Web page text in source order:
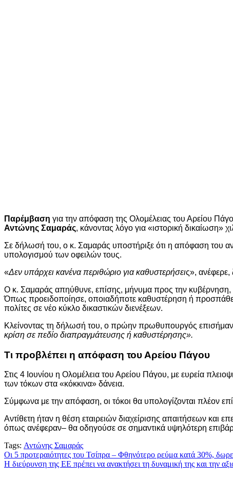
Παρέμβαση για την απόφαση της Ολομέλειας του Αρείου
Αντώνης Σαμαράς, κάνοντας λόγο για «ιστορική δικαίωση»
Σε δήλωσή του, ο κ. Σαμαράς υποστήριξε ότι η απόφαση του
υπολογισμού των οφειλών τους.
«Δεν υπάρχει κανένα περιθώριο για καθυστερήσεις»,
Ο κ. Σαμαράς απηύθυνε, επίσης, μήνυμα προς την κυβέρνηση,
Όπως προειδοποίησε, οποιαδήποτε καθυστέρηση ή
πολίτες σε νέο κύκλο δικαστικών διενέξεων.
Κλείνοντας τη δήλωσή του, ο πρώην πρωθυπουργός
κρίση σε πεδίο διαπραγμάτευσης ή καθυστέρησης».
Τι προβλέπει η απόφαση του Αρείου Πάγου
Στις 4 Ιουνίου η Ολομέλεια του Αρείου Πάγου, με ευρεία
των τόκων στα «κόκκινα» δάνεια.
Σύμφωνα με την απόφαση, οι τόκοι θα υπολογίζονται πλέον
Αντίθετη ήταν η θέση εταιρειών διαχείρισης απαιτήσεων και
όπως ανέφεραν– θα οδηγούσε σε σημαντικά υψηλότερη
Tags: Αντώνης Σαμαράς
Πλοήγηση
άρθρων
Οι 5 προτεραιότητες του Τσίπρα – Φθηνότερο ρεύμα κατά 30%,
Η διεύρυνση της ΕΕ πρέπει να ανακτήσει τη δυναμική της και την